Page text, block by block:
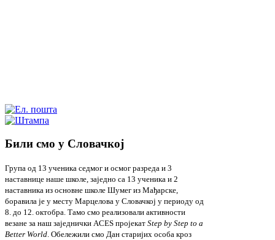
Били смо у Словачкој
Група од 13 ученика седмог и осмог разреда и 3
наставнице наше школе, заједно са 13 ученика и 2
наставника из основне школе Шумег из Мађарске,
боравила је у месту Марцелова у Словачкој у периоду од
8. до 12. октобра. Тамо смо реализовали активности
везане за наш заједнички ACES пројекат Step by Step to a
Better World. Обележили смо Дан старијих особа кроз